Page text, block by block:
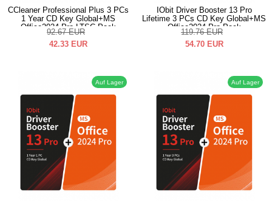
CCleaner Professional Plus 3 PCs
1 Year CD Key Global+MS
Office2024 Pro LTSC Pack
92.67 EUR
42.33 EUR
IObit Driver Booster 13 Pro
Lifetime 3 PCs CD Key Global+MS
Office2024 Pro Pack
119.76 EUR
54.70 EUR
Auf Lager Auf Lager